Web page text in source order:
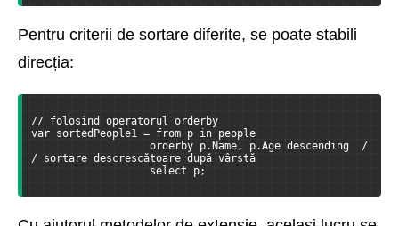
Pentru criterii de sortare diferite, se poate stabili
direcția:
// folosind operatorul orderby
var sortedPeople1 = from p in people
orderby p.Name, p.Age descending  /
/ sortare descrescătoare după vârstă
select p;